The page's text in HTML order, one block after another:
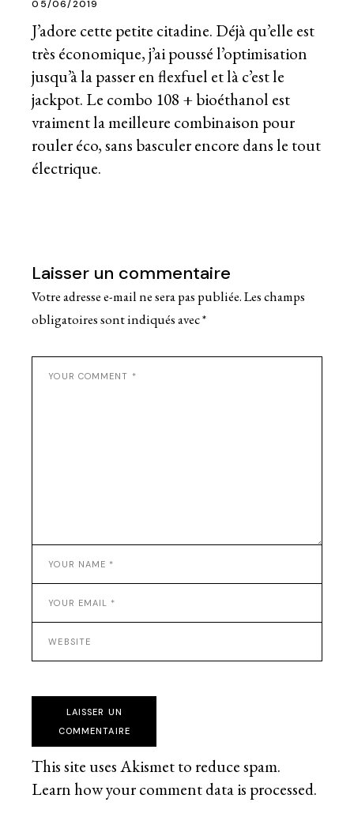
05/06/2019
J’adore cette petite citadine. Déjà qu’elle est
très économique, j’ai poussé l’optimisation
jusqu’à la passer en flexfuel et là c’est le
jackpot. Le combo 108 + bioéthanol est
vraiment la meilleure combinaison pour
rouler éco, sans basculer encore dans le tout
électrique.
Laisser un commentaire
Votre adresse e-mail ne sera pas publiée.Les champs
obligatoires sont indiqués avec*
LAISSER UN
COMMENTAIRE
This site uses Akismet to reduce spam.
Learn how your comment data is processed.